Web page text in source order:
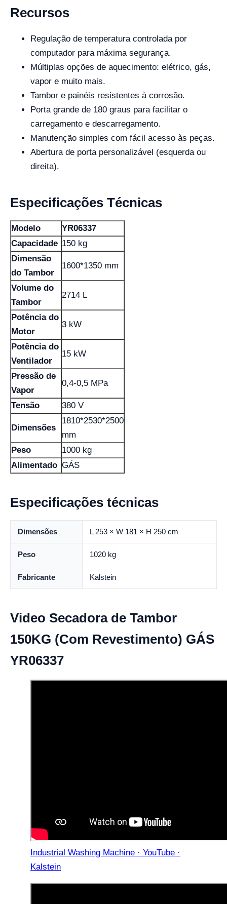
Recursos
Regulação de temperatura controlada por
computador para máxima segurança.
Múltiplas opções de aquecimento: elétrico, gás,
vapor e muito mais.
Tambor e painéis resistentes à corrosão.
Porta grande de 180 graus para facilitar o
carregamento e descarregamento.
Manutenção simples com fácil acesso às peças.
Abertura de porta personalizável (esquerda ou
direita).
Especificações Técnicas
Modelo
YR06337
Capacidade 150 kg
Dimensão
do Tambor
1600*1350 mm
Volume do
Tambor
2714 L
Potência do
Motor
3 kW
Potência do
Ventilador
15 kW
Pressão de
Vapor
0,4-0,5 MPa
Tensão 380 V
Dimensões
1810*2530*2500
mm
Peso
1000 kg
Alimentado GÁS
Especificações técnicas
Dimensões L 253 × W 181 × H 250 cm
Peso 1020 kg
Fabricante Kalstein
Video Secadora de Tambor
150KG (Com Revestimento) GÁS
YR06337
Industrial Washing Machine · YouTube ·
Kalstein